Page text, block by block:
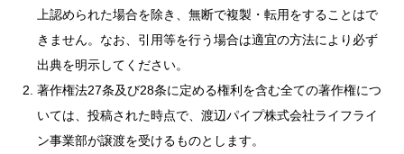
上認められた場合を除き、無断で複製・転用をすることはで
きません。なお、引用等を行う場合は適宜の方法により必ず
出典を明示してください。
著作権法27条及び28条に定める権利を含む全ての著作権につ
いては、投稿された時点で、渡辺パイプ株式会社ライフライ
ン事業部が譲渡を受けるものとします。